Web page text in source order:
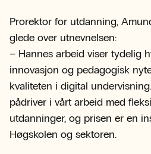
Prorektor for utdanning,
glede over utnevnelsen:
– Hannes arbeid viser tydelig
innovasjon og pedagogisk
kvaliteten i digital
pådriver i vårt arbeid med
utdanninger, og prisen er en
Høgskolen og sektoren.